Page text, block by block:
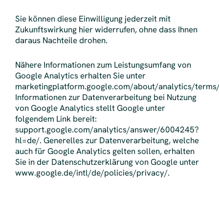
Sie können diese Einwilligung jederzeit mit
Zukunftswirkung hierwiderrufen, ohne dass Ihnen
daraus Nachteile drohen.
Nähere Informationen zum Leistungsumfang von
Google Analytics erhalten Sie unter
marketingplatform.google.com/about/analytics/
Informationen zur Datenverarbeitung bei Nutzung
von Google Analytics stellt Google unter
folgendem Link bereit:
support.google.com/analytics/answer/6004245?
hl=de/. Generelles zur Datenverarbeitung, welche
auch für Google Analytics gelten sollen, erhalten
Sie in der Datenschutzerklärung von Google unter
www.google.de/intl/de/policies/privacy/.